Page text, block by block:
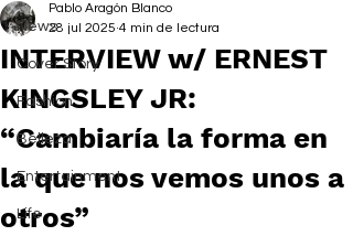
News
Cover Story
Fashion
Belleza
Entertainment
Life
INTERVIEW w/ ERNEST
KINGSLEY JR:
“Cambiaría la forma en
la que nos vemos unos a
otros”
Pablo Aragón Blanco
28 jul 2025 4 min de lectura